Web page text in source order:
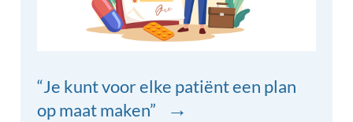
“Je kunt voor elke patiënt een plan
op maat maken”
→